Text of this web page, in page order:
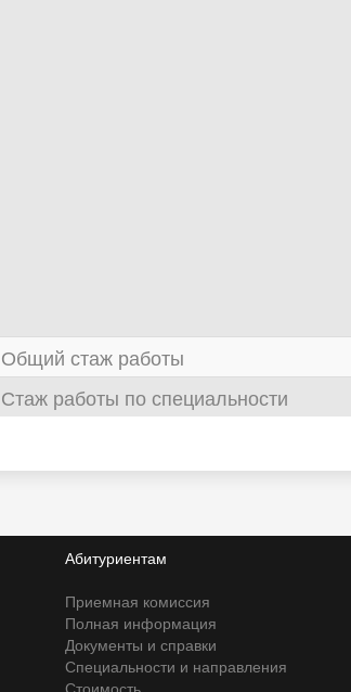
Общий стаж работы
Стаж работы по специальности
Абитуриентам
Приемная комиссия
Полная информация
Документы и справки
Специальности и направления
Стоимость